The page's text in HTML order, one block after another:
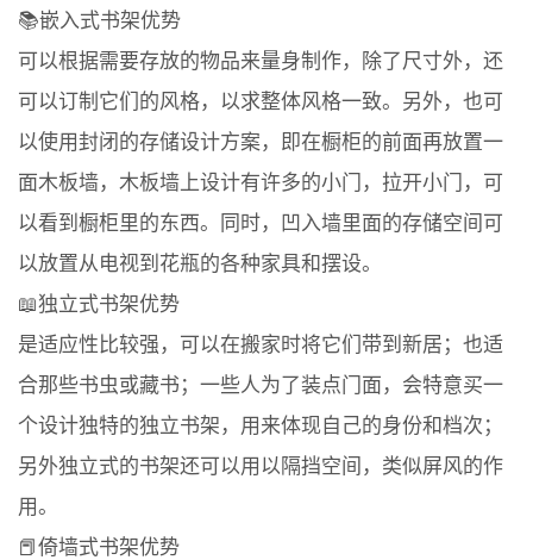
📚嵌入式书架优势
可以根据需要存放的物品来量身制作，除了尺寸外，还
可以订制它们的风格，以求整体风格一致。另外，也可
以使用封闭的存储设计方案，即在橱柜的前面再放置一
面木板墙，木板墙上设计有许多的小门，拉开小门，可
以看到橱柜里的东西。同时，凹入墙里面的存储空间可
以放置从电视到花瓶的各种家具和摆设。
📖独立式书架优势
是适应性比较强，可以在搬家时将它们带到新居；也适
合那些书虫或藏书；一些人为了装点门面，会特意买一
个设计独特的独立书架，用来体现自己的身份和档次；
另外独立式的书架还可以用以隔挡空间，类似屏风的作
用。
📕倚墙式书架优势